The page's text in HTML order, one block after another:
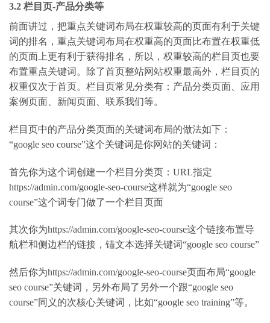
3.2 栏目页-产品分类等
前面讲过，把重点关键词布局在权重较高的页面有利于关键
词的排名，重点关键词布局在权重高的页面比布置在权重低
的页面上更有利于获得排名，所以，权重较高的栏目页也要
布置重点关键词。除了首页整站网站权重最高外，栏目页的
权重仅次于首页。栏目页常见分类有：产品分类页面、应用
案例页面、新闻页面、联系我们等。
栏目页中的产品分类页面的关键词布局的做法如下：
“google seo course”这个关键词是你网站的关键词：
首先你为这个词创建一个栏目分类页：URL指定
https://admin.com/google-seo-course这样就为“google seo
course”这个词专门做了一个栏目页面
其次你为https://admin.com/google-seo-course这个链接布置导
航栏和侧边栏的链接，锚文本选择关键词“google seo course”
然后你为https://admin.com/google-seo-course页面布局“google
seo course”关键词，另外布局了另外一个跟“google seo
course”同义的次核心关键词，比如“google seo training”等。